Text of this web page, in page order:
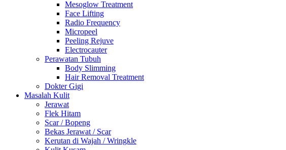
Mesoglow Treatment
Face Lifting
Radio Frequency
Micropeel
Peeling Rejuve
Electrocauter
Perawatan Tubuh
Body Slimming
Hair Removal Treatment
Dokter Gigi
Masalah Kulit
Jerawat
Flek Hitam
Scar / Bopeng
Bekas Jerawat / Scar
Kerutan di Wajah / Wringkle